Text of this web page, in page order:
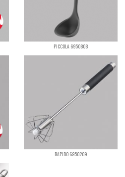
PICCOLA 6950808
RAPIDO 6950209